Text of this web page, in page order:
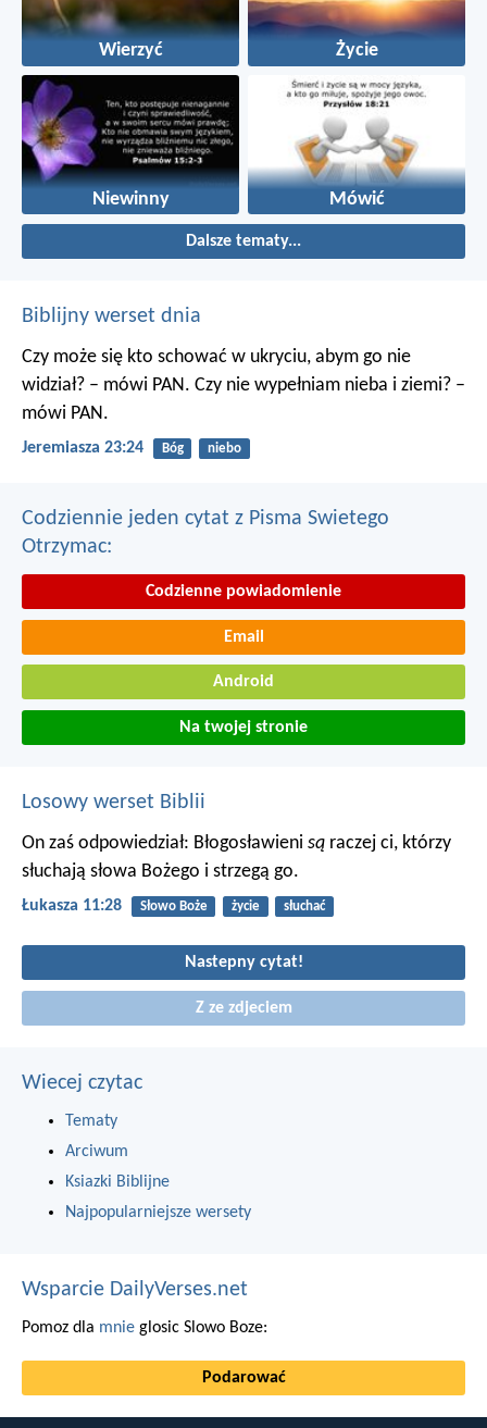
Wierzyć Życie
Niewinny Mówić
Dalsze tematy...
Biblijny werset dnia
Czy może się kto schować w ukryciu, abym go nie
widział? – mówi PAN. Czy nie wypełniam nieba i ziemi? –
mówi PAN.
Jeremiasza 23:24 Bóg niebo
Codziennie jeden cytat z Pisma Swietego
Otrzymac:
Codzienne powiadomienie
Email
Android
Na twojej stronie
Losowy werset Biblii
On zaś odpowiedział: Błogosławieni są raczej ci, którzy
słuchają słowa Bożego i strzegą go.
Łukasza 11:28 Słowo Boże życie słuchać
Nastepny cytat!
Z ze zdjeciem
Wiecej czytac
Tematy
Arciwum
Ksiazki Biblijne
Najpopularniejsze wersety
Wsparcie DailyVerses.net
Pomoz dla mnie glosic Slowo Boze:
Podarować